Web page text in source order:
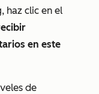
haz clic en el
en este
de